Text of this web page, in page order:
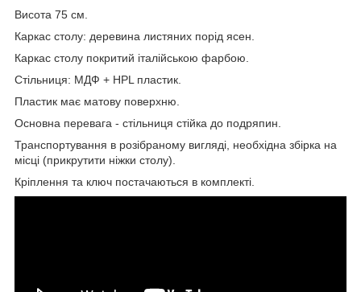
Висота 75 см.
Каркас столу: деревина листяних порід ясен.
Каркас столу покритий італійською фарбою.
Стільниця: МДФ + HPL пластик.
Пластик має матову поверхню.
Основна перевага - стільниця стійка до подряпин.
Транспортування в розібраному вигляді, необхідна збірка на
місці (прикрутити ніжки столу).
Кріплення та ключ постачаються в комплекті.